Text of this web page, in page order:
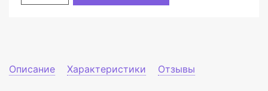
Описание Характеристики Отзывы